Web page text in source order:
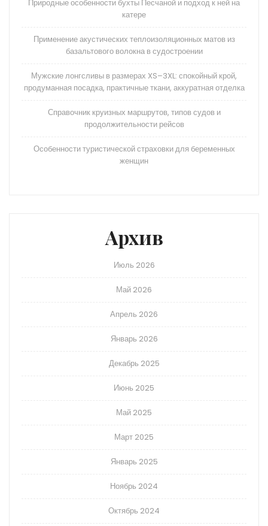
Природные особенности бухты Песчаной и подход к ней на
катере
Применение акустических теплоизоляционных матов из
базальтового волокна в судостроении
Мужские лонгсливы в размерах XS–3XL: спокойный крой,
продуманная посадка, практичные ткани, аккуратная отделка
Справочник круизных маршрутов, типов судов и
продолжительности рейсов
Особенности туристической страховки для беременных
женщин
Архив
Июль 2026
Май 2026
Апрель 2026
Январь 2026
Декабрь 2025
Июнь 2025
Май 2025
Март 2025
Январь 2025
Ноябрь 2024
Октябрь 2024